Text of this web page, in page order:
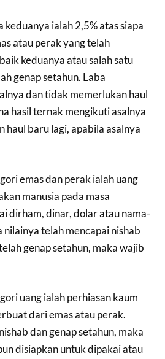
ialah 2,5% atas siapa
atau perak yang telah
keduanya atau salah satu
genap setahun. Laba
dan tidak memerlukan haul
hasil ternak mengikuti asalnya
haul baru lagi, apabila asalnya
emas dan perak ialah uang
manusia pada masa
dirham, dinar, dolar atau nama-
nilainya telah mencapai nishab
genap setahun, maka wajib
uang ialah perhiasan kaum
dari emas atau perak.
dan genap setahun, maka
disiapkan untuk dipakai atau